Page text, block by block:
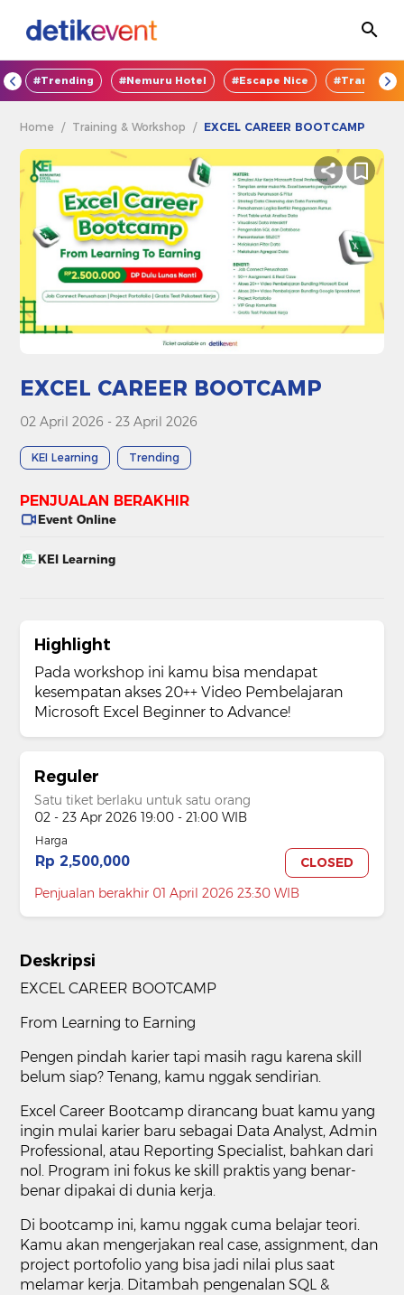
#Trending #Nemuru Hotel #Escape Nice
Home / Training & Workshop / EXCEL CAREER BOOTCAMP
EXCEL CAREER BOOTCAMP
02 April 2026 - 23 April 2026
KEI Learning Trending
PENJUALAN BERAKHIR
Event Online
KEI Learning
Highlight
Pada workshop ini kamu bisa mendapat
kesempatan akses 20++ Video Pembelajaran
Microsoft Excel Beginner to Advance!
Reguler
Satu tiket berlaku untuk satu orang
02 - 23 Apr 2026 19:00 - 21:00 WIB
Harga
Rp 2,500,000
CLOSED
Penjualan berakhir 01 April 2026 23:30 WIB
Deskripsi
EXCEL CAREER BOOTCAMP
From Learning to Earning
Pengen pindah karier tapi masih ragu karena skill
belum siap? Tenang, kamu nggak sendirian.
Excel Career Bootcamp dirancang buat kamu yang
ingin mulai karier baru sebagai Data Analyst, Admin
Professional, atau Reporting Specialist, bahkan dari
nol. Program ini fokus ke skill praktis yang benar-
benar dipakai di dunia kerja.
Di bootcamp ini, kamu nggak cuma belajar teori.
Kamu akan mengerjakan real case, assignment, dan
project portofolio yang bisa jadi nilai plus saat
melamar kerja. Ditambah pengenalan SQL &